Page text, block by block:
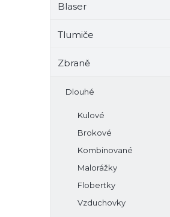
Blaser
Tlumiče
Zbraně
Dlouhé
Kulové
Brokové
Kombinované
Malorážky
Flobertky
Vzduchovky